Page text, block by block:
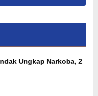
Ungkap Narkoba, 2